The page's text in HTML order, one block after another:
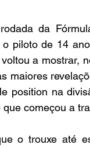
da
piloto de 14
a mostrar,
maiores
position na
que começou a
o trouxe até